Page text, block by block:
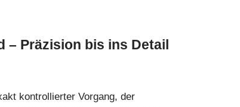
Präzision bis ins Detail
kontrollierter Vorgang, der